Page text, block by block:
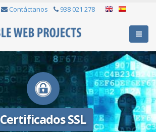
Contáctanos 938 021 278
Certificados SSL